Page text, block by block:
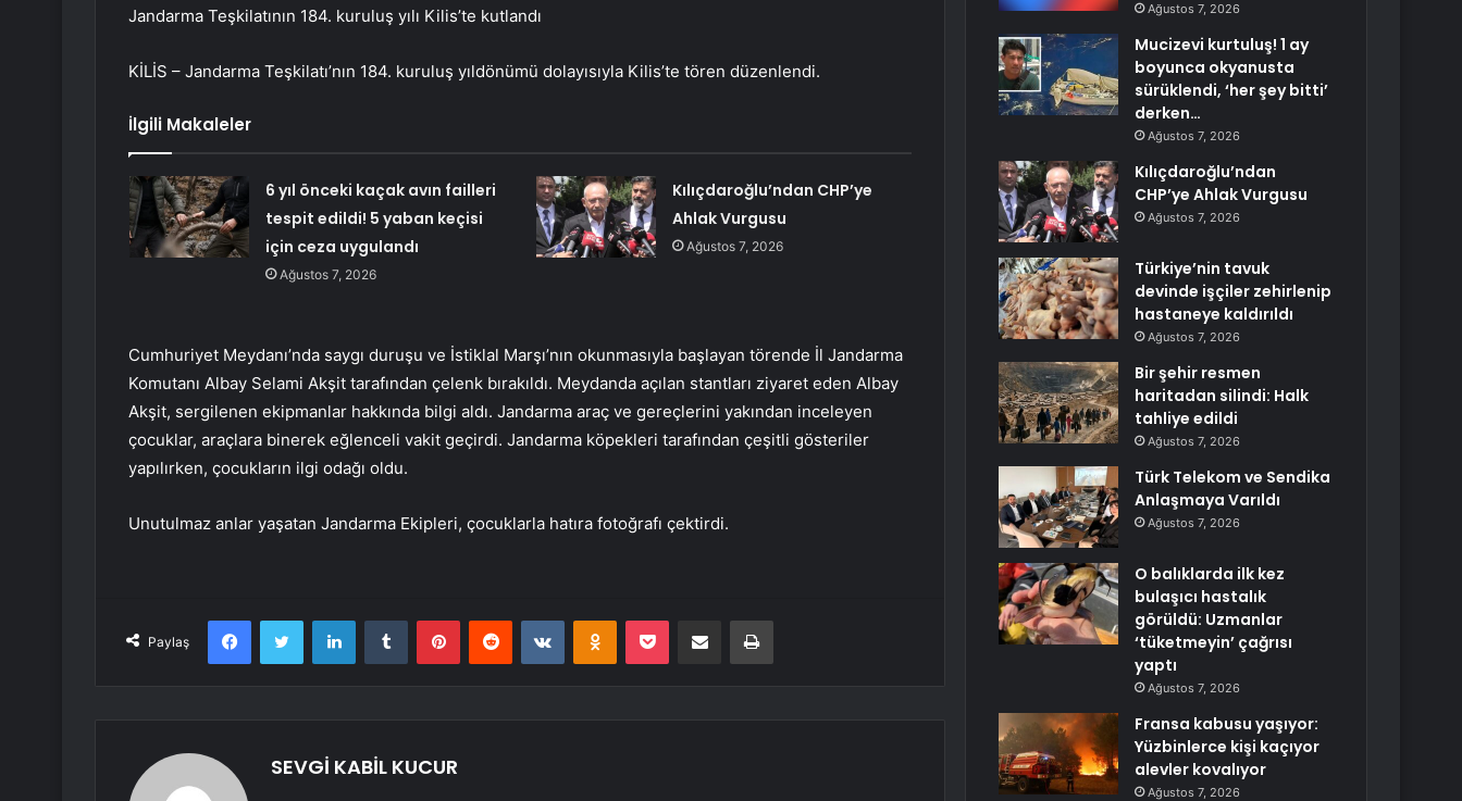
Jandarma Teşkilatının 184. kuruluş yılı Kilis’te kutlandı
KİLİS – Jandarma Teşkilatı’nın 184. kuruluş yıldönümü dolayısıyla Kilis’te tören düzenlendi.
İlgili Makaleler
6 yıl önceki kaçak avın failleri
tespit edildi! 5 yaban keçisi
için ceza uygulandı
Ağustos 7, 2026
Kılıçdaroğlu’ndan CHP’ye
Ahlak Vurgusu
Ağustos 7, 2026
Cumhuriyet Meydanı’nda saygı duruşu ve İstiklal Marşı’nın okunmasıyla başlayan törende İl Jandarma
Komutanı Albay Selami Akşit tarafından çelenk bırakıldı. Meydanda açılan stantları ziyaret eden Albay
Akşit, sergilenen ekipmanlar hakkında bilgi aldı. Jandarma araç ve gereçlerini yakından inceleyen
çocuklar, araçlara binerek eğlenceli vakit geçirdi. Jandarma köpekleri tarafından çeşitli gösteriler
yapılırken, çocukların ilgi odağı oldu.
Unutulmaz anlar yaşatan Jandarma Ekipleri, çocuklarla hatıra fotoğrafı çektirdi.
Paylaş
FacebookTwitter LinkedInTumblr PinterestReddit VKontakteOdnoklassniki
Pocket E-Posta ile paylaş Yazdır
SEVGİ KABİL KUCUR
Ağustos 7, 2026
Mucizevi kurtuluş! 1 ay
boyunca okyanusta
sürüklendi, ‘her şey bitti’
derken…
Ağustos 7, 2026
Kılıçdaroğlu’ndan
CHP’ye Ahlak Vurgusu
Ağustos 7, 2026
Türkiye’nin tavuk
devinde işçiler zehirlenip
hastaneye kaldırıldı
Ağustos 7, 2026
Bir şehir resmen
haritadan silindi: Halk
tahliye edildi
Ağustos 7, 2026
Türk Telekom ve Sendika
Anlaşmaya Varıldı
Ağustos 7, 2026
O balıklarda ilk kez
bulaşıcı hastalık
görüldü: Uzmanlar
‘tüketmeyin’ çağrısı
yaptı
Ağustos 7, 2026
Fransa kabusu yaşıyor:
Yüzbinlerce kişi kaçıyor
alevler kovalıyor
Ağustos 7, 2026